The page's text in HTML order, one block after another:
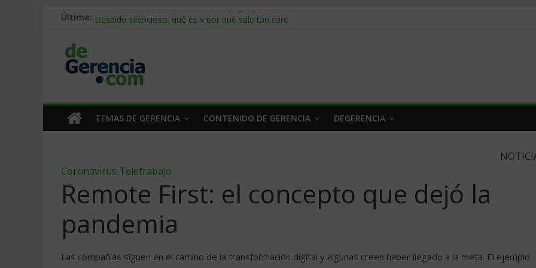
Última: Stablecoins para empresas: cómo pagar y cobrar en 2026
Trabajo forzoso en la cadena de suministro: qué hacer
Mercado hispano de EE. UU.: cómo segmentarlo y venderle
TEMAS DE GERENCIA CONTENIDO DE GERENCIA DEGERENCIA
Coronavirus Teletrabajo
Remote First: el concepto que dejó la
pandemia
Las compañías siguen en el camino de la transformación digital y algunas creen haber llegado a la meta. El ejemplo